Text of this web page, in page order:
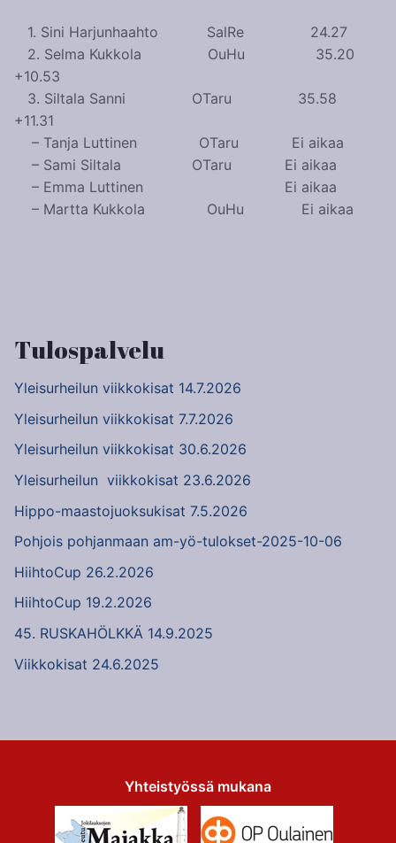
1. Sini Harjunhaahto SalRe 24.27
2. Selma Kukkola OuHu 35.20
+10.53
3. Siltala Sanni OTaru 35.58
+11.31
– Tanja Luttinen OTaru Ei aikaa
– Sami Siltala OTaru Ei aikaa
– Emma Luttinen Ei aikaa
– Martta Kukkola OuHu Ei aikaa
Tulospalvelu
Yleisurheilun viikkokisat 14.7.2026
Yleisurheilun viikkokisat 7.7.2026
Yleisurheilun viikkokisat 30.6.2026
Yleisurheilun viikkokisat 23.6.2026
Hippo-maastojuoksukisat 7.5.2026
Pohjois pohjanmaan am-yö-tulokset-2025-10-06
HiihtoCup 26.2.2026
HiihtoCup 19.2.2026
45. RUSKAHÖLKKÄ 14.9.2025
Viikkokisat 24.6.2025
Yhteistyössä mukana